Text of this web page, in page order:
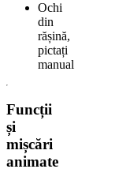
Ochi
din
rășină,
pictați
manual
Funcții
și
mișcări
animate